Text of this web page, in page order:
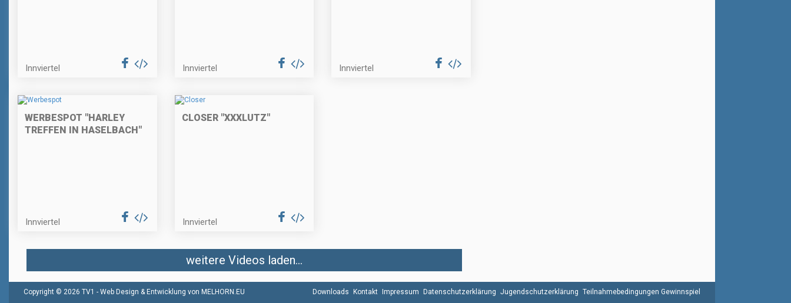
Innviertel Innviertel Innviertel
WERBESPOT "HARLEY
TREFFEN IN HASELBACH"
Innviertel
CLOSER "XXXLUTZ"
Innviertel
weitere Videos laden...
Copyright © 2026 TV1 - Web Design & Entwicklung von MELHORN.EU Downloads Kontakt Impressum Datenschutzerklärung Jugendschutzerklärung Teilnahmebedingungen Gewinnspiel